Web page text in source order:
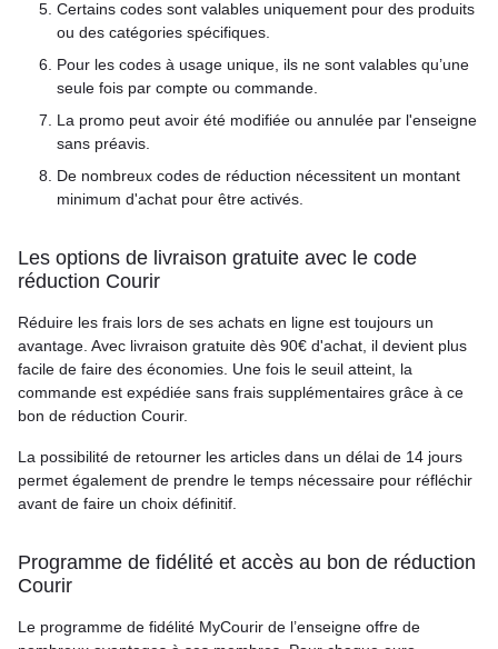
Certains codes sont valables uniquement pour des produits
ou des catégories spécifiques.
Pour les codes à usage unique, ils ne sont valables qu’une
seule fois par compte ou commande.
La promo peut avoir été modifiée ou annulée par l'enseigne
sans préavis.
De nombreux codes de réduction nécessitent un montant
minimum d'achat pour être activés.
Les options de livraison gratuite avec le code
réduction Courir
Réduire les frais lors de ses achats en ligne est toujours un
avantage. Avec livraison gratuite dès 90€ d'achat, il devient plus
facile de faire des économies. Une fois le seuil atteint, la
commande est expédiée sans frais supplémentaires grâce à ce
bon de réduction Courir.
La possibilité de retourner les articles dans un délai de 14 jours
permet également de prendre le temps nécessaire pour réfléchir
avant de faire un choix définitif.
Programme de fidélité et accès au bon de réduction
Courir
Le programme de fidélité MyCourir de l’enseigne offre de